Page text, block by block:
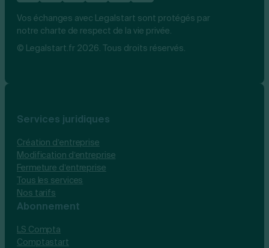
Vos échanges avec Legalstart sont protégés par
notre charte de respect de la vie privée.
© Legalstart.fr 2026. Tous droits réservés.
Services juridiques
Création d’entreprise
Modification d’entreprise
Fermeture d’entreprise
Tous les services
Nos tarifs
Abonnement
LS Compta
Comptastart